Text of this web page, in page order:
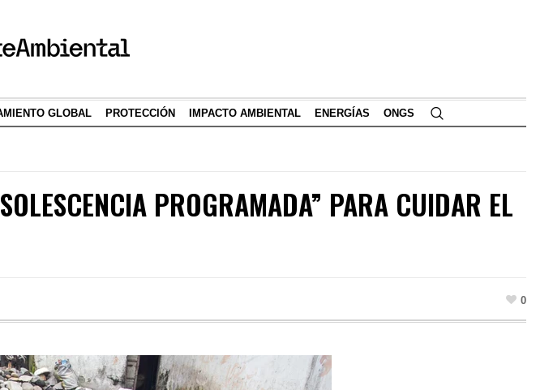
GLOBAL PROTECCIÓN IMPACTO AMBIENTAL ENERGÍAS ONGS
PROGRAMADA” PARA CUIDAR EL
0